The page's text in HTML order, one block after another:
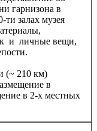
гарнизона в
залах музея
и личные вещи,
(~ 210 км)
в
в 2-х местных